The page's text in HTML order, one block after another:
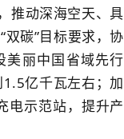
推动深海空天、具
碳”目标要求，协
美丽中国省域先行
亿千瓦左右；加
电示范站，提升产